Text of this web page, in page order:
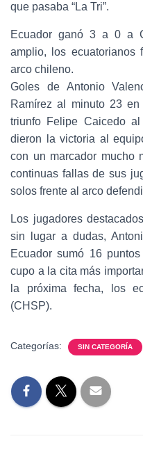
que pasaba “La Tri”.
Ecuador ganó 3 a 0 a
amplio, los ecuatorianos
arco chileno.
Goles de Antonio
Ramírez al minuto 23
triunfo Felipe Caicedo
dieron la victoria al
con un marcador mucho
continuas fallas de sus
solos frente al arco
Los jugadores
sin lugar a dudas,
Ecuador sumó 16
cupo a la cita más
la próxima fecha, los
(CHSP).
Categorías: SIN CATEGORÍA